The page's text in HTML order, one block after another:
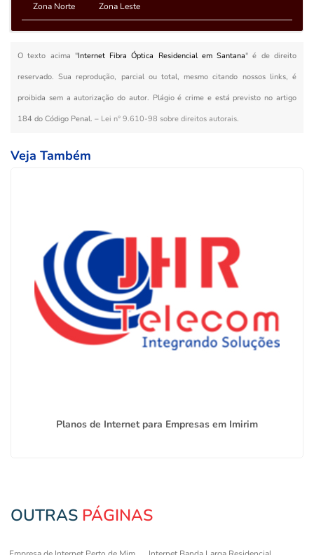
Zona Norte Zona Leste
O texto acima "Internet Fibra Óptica Residencial em Santana" é de direito
reservado. Sua reprodução, parcial ou total, mesmo citando nossos links, é
proibida sem a autorização do autor. Plágio é crime e está previsto no artigo
184 do Código Penal. – Lei n° 9.610-98 sobre direitos autorais.
Veja Também
Planos de Internet para Empresas em Imirim
OUTRAS PÁGINAS